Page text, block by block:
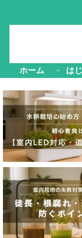
ホーム は